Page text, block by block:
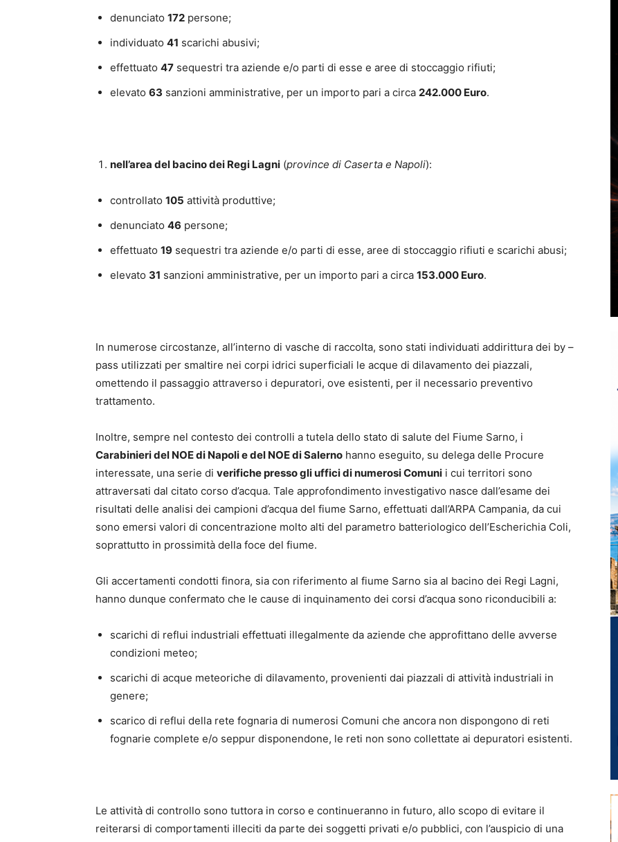
denunciato 172 persone;
individuato 41 scarichi abusivi;
effettuato 47 sequestri tra aziende e/o parti di esse e aree di stoccaggio rifiuti;
elevato 63 sanzioni amministrative, per un importo pari a circa 242.000 Euro.
nell’area del bacino dei Regi Lagni (province di Caserta e Napoli):
controllato 105 attività produttive;
denunciato 46 persone;
effettuato 19 sequestri tra aziende e/o parti di esse, aree di stoccaggio rifiuti e scarichi abusi;
elevato 31 sanzioni amministrative, per un importo pari a circa 153.000 Euro.
In numerose circostanze, all’interno di vasche di raccolta, sono stati individuati addirittura dei by –
pass utilizzati per smaltire nei corpi idrici superficiali le acque di dilavamento dei piazzali,
omettendo il passaggio attraverso i depuratori, ove esistenti, per il necessario preventivo
trattamento.
Inoltre, sempre nel contesto dei controlli a tutela dello stato di salute del Fiume Sarno, i
Carabinieri del NOE di Napoli e del NOE di Salerno hanno eseguito, su delega delle Procure
interessate, una serie di verifiche presso gli uffici di numerosi Comuni i cui territori sono
attraversati dal citato corso d’acqua. Tale approfondimento investigativo nasce dall’esame dei
risultati delle analisi dei campioni d’acqua del fiume Sarno, effettuati dall’ARPA Campania, da cui
sono emersi valori di concentrazione molto alti del parametro batteriologico dell’Escherichia Coli,
soprattutto in prossimità della foce del fiume.
Gli accertamenti condotti finora, sia con riferimento al fiume Sarno sia al bacino dei Regi Lagni,
hanno dunque confermato che le cause di inquinamento dei corsi d’acqua sono riconducibili a:
scarichi di reflui industriali effettuati illegalmente da aziende che approfittano delle avverse
condizioni meteo;
scarichi di acque meteoriche di dilavamento, provenienti dai piazzali di attività industriali in
genere;
scarico di reflui della rete fognaria di numerosi Comuni che ancora non dispongono di reti
fognarie complete e/o seppur disponendone, le reti non sono collettate ai depuratori esistenti.
Le attività di controllo sono tuttora in corso e continueranno in futuro, allo scopo di evitare il
reiterarsi di comportamenti illeciti da parte dei soggetti privati e/o pubblici, con l’auspicio di una